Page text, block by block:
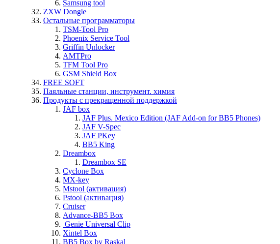
Samsung tool
ZXW Dongle
Остальные программаторы
TSM-Tool Pro
Phoenix Service Tool
Griffin Unlocker
AMTPro
TFM Tool Pro
GSM Shield Box
FREE SOFT
Паяльные станции, инструмент. химия
Продукты с прекращенной поддержкой
JAF box
JAF Plus. Mexico Edition (JAF Add-on for BB5 Phones)
JAF V-Spec
JAF PKey
BB5 King
Dreambox
Dreambox SE
Cyclone Box
MX-key
Mstool (активация)
Pstool (активация)
Cruiser
Advance-BB5 Box
Genie Universal Clip
Xintel Box
BB5 Box by Raskal